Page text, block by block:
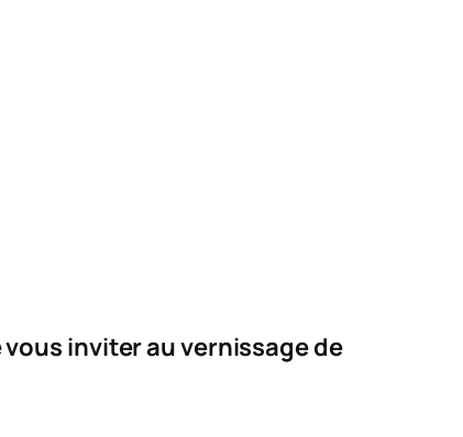
inviter au vernissage de